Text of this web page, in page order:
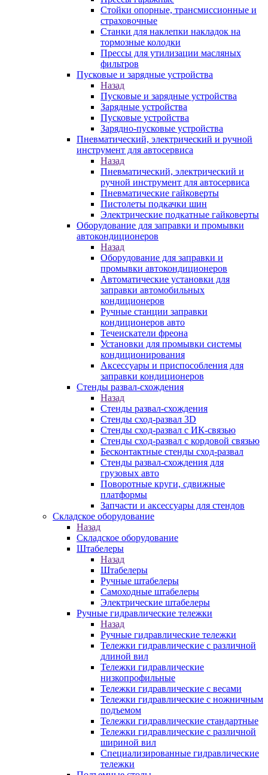
Стойки опорные, трансмиссионные и
страховочные
Станки для наклепки накладок на
тормозные колодки
Прессы для утилизации масляных
фильтров
Пусковые и зарядные устройства
Назад
Пусковые и зарядные устройства
Зарядные устройства
Пусковые устройства
Зарядно-пусковые устройства
Пневматический, электрический и ручной
инструмент для автосервиса
Назад
Пневматический, электрический и
ручной инструмент для автосервиса
Пневматические гайковерты
Пистолеты подкачки шин
Электрические подкатные гайковерты
Оборудование для заправки и промывки
автокондиционеров
Назад
Оборудование для заправки и
промывки автокондиционеров
Автоматические установки для
заправки автомобильных
кондиционеров
Ручные станции заправки
кондиционеров авто
Течеискатели фреона
Установки для промывки системы
кондиционирования
Аксессуары и приспособления для
заправки кондиционеров
Стенды развал-схождения
Назад
Стенды развал-схождения
Стенды сход-развал 3D
Стенды сход-развал с ИК-связью
Стенды сход-развал с кордовой связью
Бесконтактные стенды сход-развал
Стенды развал-схождения для
грузовых авто
Поворотные круги, сдвижные
платформы
Запчасти и аксессуары для стендов
Складское оборудование
Назад
Складское оборудование
Штабелеры
Назад
Штабелеры
Ручные штабелеры
Самоходные штабелеры
Электрические штабелеры
Ручные гидравлические тележки
Назад
Ручные гидравлические тележки
Тележки гидравлические с различной
длиной вил
Тележки гидравлические
низкопрофильные
Тележки гидравлические с весами
Тележки гидравлические с ножничным
подъемом
Тележки гидравлические стандартные
Тележки гидравлические с различной
шириной вил
Специализированные гидравлические
тележки